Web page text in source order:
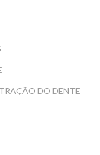
DO DENTE